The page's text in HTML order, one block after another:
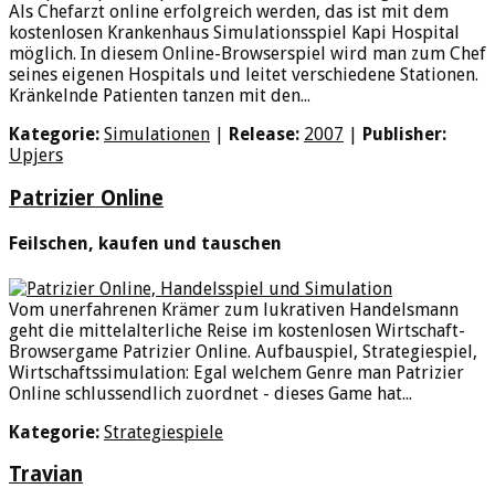
Als Chefarzt online erfolgreich werden, das ist mit dem
kostenlosen Krankenhaus Simulationsspiel Kapi Hospital
möglich. In diesem Online-Browserspiel wird man zum Chef
seines eigenen Hospitals und leitet verschiedene Stationen.
Kränkelnde Patienten tanzen mit den...
Kategorie: Simulationen Release: 2007
Publisher:
Upjers
Patrizier Online
Feilschen, kaufen und tauschen
Vom unerfahrenen Krämer zum lukrativen Handelsmann
geht die mittelalterliche Reise im kostenlosen Wirtschaft-
Browsergame Patrizier Online. Aufbauspiel, Strategiespiel,
Wirtschaftssimulation: Egal welchem Genre man Patrizier
Online schlussendlich zuordnet - dieses Game hat...
Kategorie: Strategiespiele
Travian